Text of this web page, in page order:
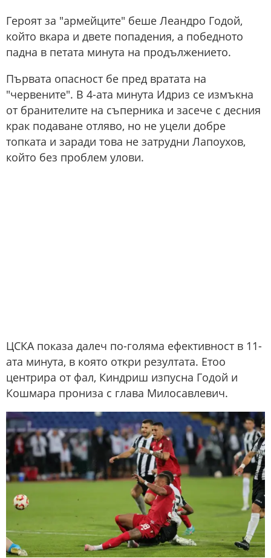
Героят за "армейците" беше Леандро Годой,
който вкара и двете попадения, а победното
падна в петата минута на продължението.
Първата опасност бе пред вратата на
"червените". В 4-ата минута Идриз се измъкна
от бранителите на съперника и засече с десния
крак подаване отляво, но не уцели добре
топката и заради това не затрудни Лапоухов,
който без проблем улови.
ЦСКА показа далеч по-голяма ефективност в 11-
ата минута, в която откри резултата. Етоо
центрира от фал, Киндриш изпусна Годой и
Кошмара прониза с глава Милосавлевич.